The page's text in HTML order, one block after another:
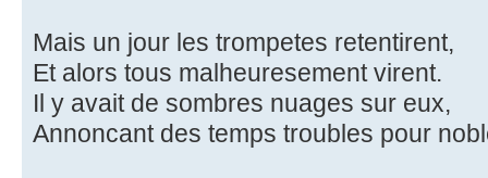
Mais un jour les trompetes retentirent,
Et alors tous malheuresement virent.
Il y avait de sombres nuages sur eux,
Annoncant des temps troubles pour